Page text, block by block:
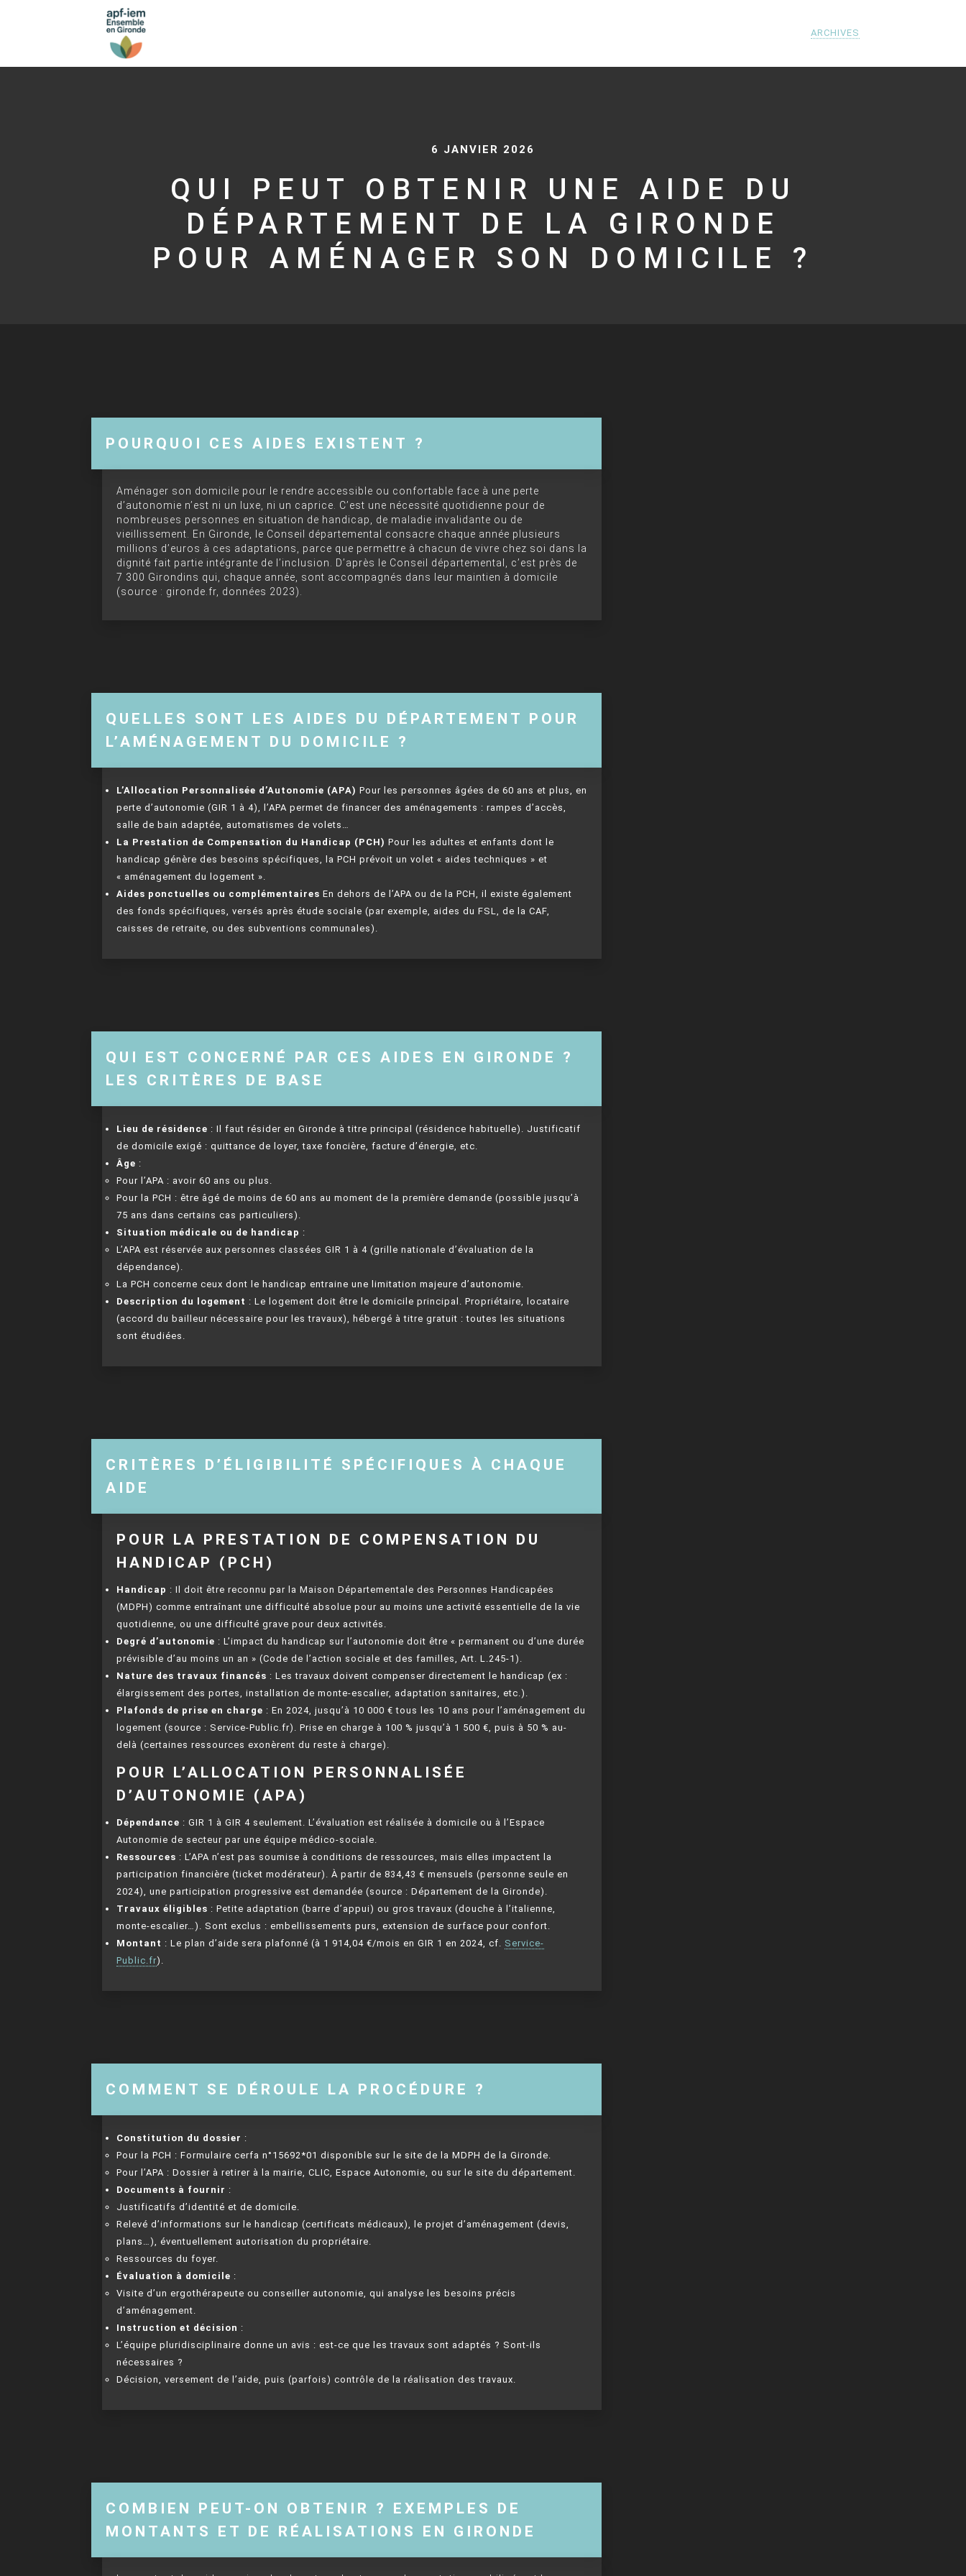
ARCHIVES
6 JANVIER 2026
QUI PEUT OBTENIR UNE AIDE DU
DÉPARTEMENT DE LA GIRONDE
POUR AMÉNAGER SON DOMICILE ?
POURQUOI CES AIDES EXISTENT ?
Aménager son domicile pour le rendre accessible ou confortable face à une perte
d’autonomie n’est ni un luxe, ni un caprice. C’est une nécessité quotidienne pour de
nombreuses personnes en situation de handicap, de maladie invalidante ou de
vieillissement. En Gironde, le Conseil départemental consacre chaque année plusieurs
millions d’euros à ces adaptations, parce que permettre à chacun de vivre chez soi dans la
dignité fait partie intégrante de l’inclusion. D’après le Conseil départemental, c’est près de
7 300 Girondins qui, chaque année, sont accompagnés dans leur maintien à domicile
(source : gironde.fr, données 2023).
QUELLES SONT LES AIDES DU DÉPARTEMENT POUR
L’AMÉNAGEMENT DU DOMICILE ?
L’Allocation Personnalisée d’Autonomie (APA) Pour les personnes âgées de 60 ans et plus, en
perte d’autonomie (GIR 1 à 4), l’APA permet de financer des aménagements : rampes d’accès,
salle de bain adaptée, automatismes de volets…
La Prestation de Compensation du Handicap (PCH) Pour les adultes et enfants dont le
handicap génère des besoins spécifiques, la PCH prévoit un volet « aides techniques » et
« aménagement du logement ».
Aides ponctuelles ou complémentaires En dehors de l’APA ou de la PCH, il existe également
des fonds spécifiques, versés après étude sociale (par exemple, aides du FSL, de la CAF,
caisses de retraite, ou des subventions communales).
QUI EST CONCERNÉ PAR CES AIDES EN GIRONDE ?
LES CRITÈRES DE BASE
Lieu de résidence : Il faut résider en Gironde à titre principal (résidence habituelle). Justificatif
de domicile exigé : quittance de loyer, taxe foncière, facture d’énergie, etc.
Âge :
Pour l’APA : avoir 60 ans ou plus.
Pour la PCH : être âgé de moins de 60 ans au moment de la première demande (possible jusqu’à
75 ans dans certains cas particuliers).
Situation médicale ou de handicap :
L’APA est réservée aux personnes classées GIR 1 à 4 (grille nationale d’évaluation de la
dépendance).
La PCH concerne ceux dont le handicap entraine une limitation majeure d’autonomie.
Description du logement : Le logement doit être le domicile principal. Propriétaire, locataire
(accord du bailleur nécessaire pour les travaux), hébergé à titre gratuit : toutes les situations
sont étudiées.
CRITÈRES D’ÉLIGIBILITÉ SPÉCIFIQUES À CHAQUE
AIDE
POUR LA PRESTATION DE COMPENSATION DU
HANDICAP (PCH)
Handicap : Il doit être reconnu par la Maison Départementale des Personnes Handicapées
(MDPH) comme entraînant une difficulté absolue pour au moins une activité essentielle de la vie
quotidienne, ou une difficulté grave pour deux activités.
Degré d’autonomie : L’impact du handicap sur l’autonomie doit être « permanent ou d’une durée
prévisible d’au moins un an » (Code de l’action sociale et des familles, Art. L.245-1).
Nature des travaux financés : Les travaux doivent compenser directement le handicap (ex :
élargissement des portes, installation de monte-escalier, adaptation sanitaires, etc.).
Plafonds de prise en charge : En 2024, jusqu’à 10 000 € tous les 10 ans pour l’aménagement du
logement (source : Service-Public.fr). Prise en charge à 100 % jusqu’à 1 500 €, puis à 50 % au-
delà (certaines ressources exonèrent du reste à charge).
POUR L’ALLOCATION PERSONNALISÉE
D’AUTONOMIE (APA)
Dépendance : GIR 1 à GIR 4 seulement. L’évaluation est réalisée à domicile ou à l’Espace
Autonomie de secteur par une équipe médico-sociale.
Ressources : L’APA n’est pas soumise à conditions de ressources, mais elles impactent la
participation financière (ticket modérateur). À partir de 834,43 € mensuels (personne seule en
2024), une participation progressive est demandée (source : Département de la Gironde).
Travaux éligibles : Petite adaptation (barre d’appui) ou gros travaux (douche à l’italienne,
monte-escalier…). Sont exclus : embellissements purs, extension de surface pour confort.
Montant : Le plan d’aide sera plafonné (à 1 914,04 €/mois en GIR 1 en 2024, cf. Service-
Public.fr).
COMMENT SE DÉROULE LA PROCÉDURE ?
Constitution du dossier :
Pour la PCH : Formulaire cerfa n°15692*01 disponible sur le site de la MDPH de la Gironde.
Pour l’APA : Dossier à retirer à la mairie, CLIC, Espace Autonomie, ou sur le site du département.
Documents à fournir :
Justificatifs d’identité et de domicile.
Relevé d’informations sur le handicap (certificats médicaux), le projet d’aménagement (devis,
plans…), éventuellement autorisation du propriétaire.
Ressources du foyer.
Évaluation à domicile :
Visite d’un ergothérapeute ou conseiller autonomie, qui analyse les besoins précis
d’aménagement.
Instruction et décision :
L’équipe pluridisciplinaire donne un avis : est-ce que les travaux sont adaptés ? Sont-ils
nécessaires ?
Décision, versement de l’aide, puis (parfois) contrôle de la réalisation des travaux.
COMBIEN PEUT-ON OBTENIR ? EXEMPLES DE
MONTANTS ET DE RÉALISATIONS EN GIRONDE